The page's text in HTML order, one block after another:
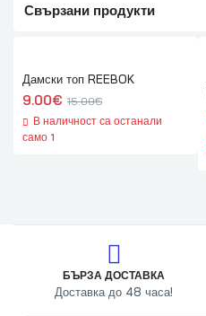
Свързани продукти
Дамски топ REEBOK
15.00€
9.00€
В наличност са останали
само 1
БЪРЗА ДОСТАВКА
Доставка до 48 часа!